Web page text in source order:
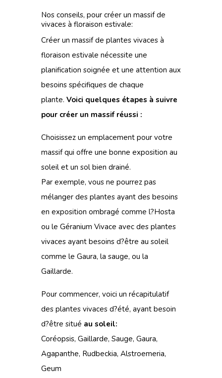
Nos conseils, pour créer un massif de
vivaces à floraison estivale:
Créer un massif de plantes vivaces à
floraison estivale nécessite une
planification soignée et une attention aux
besoins spécifiques de chaque
plante. Voici quelques étapes à suivre
pour créer un massif réussi :
Choisissez un emplacement pour votre
massif qui offre une bonne exposition au
soleil et un sol bien drainé.
Par exemple, vous ne pourrez pas
mélanger des plantes ayant des besoins
en exposition ombragé comme l?Hosta
ou le Géranium Vivace avec des plantes
vivaces ayant besoins d?être au soleil
comme le Gaura, la sauge, ou la
Gaillarde.
Pour commencer, voici un récapitulatif
des plantes vivaces d?été, ayant besoin
d?être situé au soleil:
Coréopsis, Gaillarde, Sauge, Gaura,
Agapanthe, Rudbeckia, Alstroemeria,
Geum